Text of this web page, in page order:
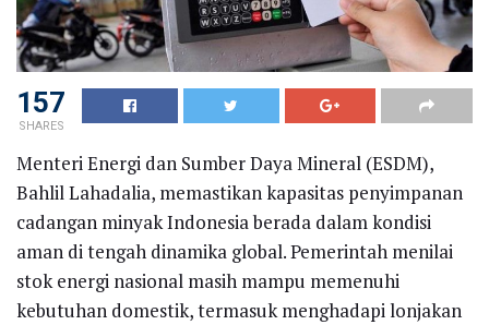
157
SHARES
Menteri Energi dan Sumber Daya Mineral (ESDM),
Bahlil Lahadalia, memastikan kapasitas penyimpanan
cadangan minyak Indonesia berada dalam kondisi
aman di tengah dinamika global. Pemerintah menilai
stok energi nasional masih mampu memenuhi
kebutuhan domestik, termasuk menghadapi lonjakan